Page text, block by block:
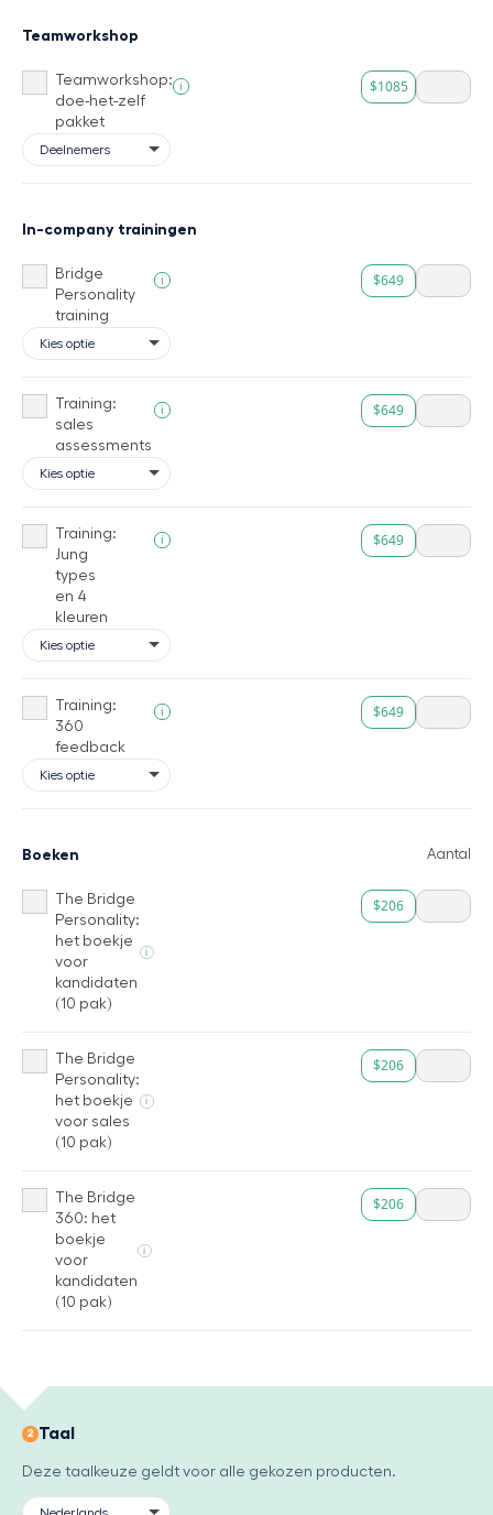
Teamworkshop
Teamworkshop:
doe-het-zelf
pakket
i $1085
In-company trainingen
Bridge
Personality
training
i $649
Training:
sales
assessments
i $649
Training:
Jung
types
en 4
kleuren
i $649
Training:
360
feedback
i $649
Boeken Aantal
The Bridge
Personality:
het boekje
voor
kandidaten
(10 pak)
i
$206
The Bridge
Personality:
het boekje
voor sales
(10 pak)
i
$206
The Bridge
360: het
boekje
voor
kandidaten
(10 pak)
i
$206
2 Taal
Deze taalkeuze geldt voor alle gekozen producten.